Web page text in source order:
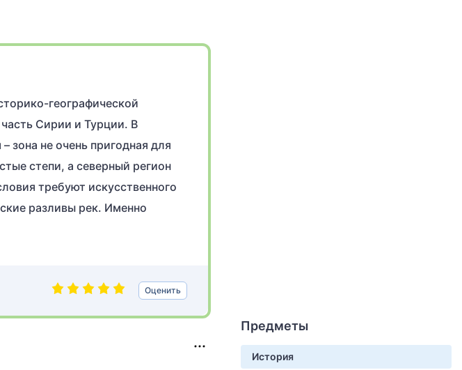
географической
Сирии и Турции. В
зона не очень пригодная для
степи, а северный регион
требуют искусственного
разливы рек. Именно
Оценить
Предметы
История